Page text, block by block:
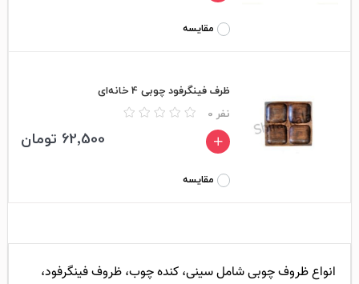
مقایسه
ظرف فینگرفود چوبی 4 خانه‌ای
0 نفر
مقایسه
62٬500 تومان
انواع ظروف چوبی شامل سینی، کنده چوب، ظروف فینگرفود،